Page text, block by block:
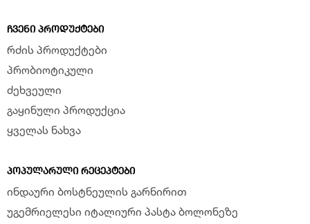
ᲩᲕᲔᲜᲘ ᲞᲠᲝᲓᲣᲥᲢᲔᲑᲘ
რძის პროდუქტები
პრობიოტიკული
ძეხვეული
გაყინული პროდუქცია
ყველას ნახვა
ᲞᲝᲞᲣᲚᲐᲠᲣᲚᲘ ᲠᲔᲪᲔᲞᲢᲔᲑᲘ
ინდაური ბოსტნეულის გარნირით
უგემრიელესი იტალიური პასტა ბოლონეზე